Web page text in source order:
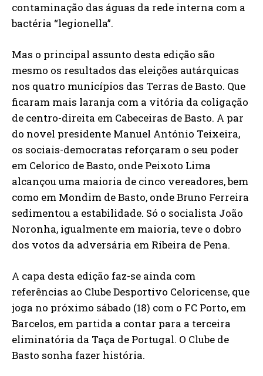
contaminação das águas da rede interna com a
bactéria “legionella”.
Mas o principal assunto desta edição são
mesmo os resultados das eleições autárquicas
nos quatro municípios das Terras de Basto. Que
ficaram mais laranja com a vitória da coligação
de centro-direita em Cabeceiras de Basto. A par
do novel presidente Manuel António Teixeira,
os sociais-democratas reforçaram o seu poder
em Celorico de Basto, onde Peixoto Lima
alcançou uma maioria de cinco vereadores, bem
como em Mondim de Basto, onde Bruno Ferreira
sedimentou a estabilidade. Só o socialista João
Noronha, igualmente em maioria, teve o dobro
dos votos da adversária em Ribeira de Pena.
A capa desta edição faz-se ainda com
referências ao Clube Desportivo Celoricense, que
joga no próximo sábado (18) com o FC Porto, em
Barcelos, em partida a contar para a terceira
eliminatória da Taça de Portugal. O Clube de
Basto sonha fazer história.